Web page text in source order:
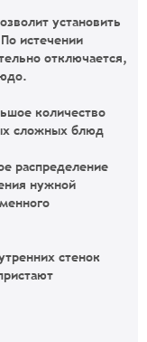
установить
истечении
отключается,
количество
сложных блюд
распределение
нужной
стенок